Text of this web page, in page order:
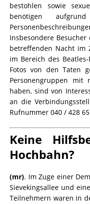
bestohlen sowie
benötigen
Insbesondere
betreffenden Nacht im
im Bereich des
Fotos von den Taten
Personengruppen mit
haben, sind von
an die
Rufnummer 040 / 428
Keine
Hochbahn?
(mr). Im Zuge einer
Sievekingsallee und
Teilnehmern waren in